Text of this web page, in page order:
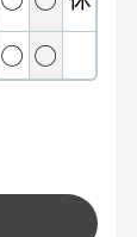
◯ ◯